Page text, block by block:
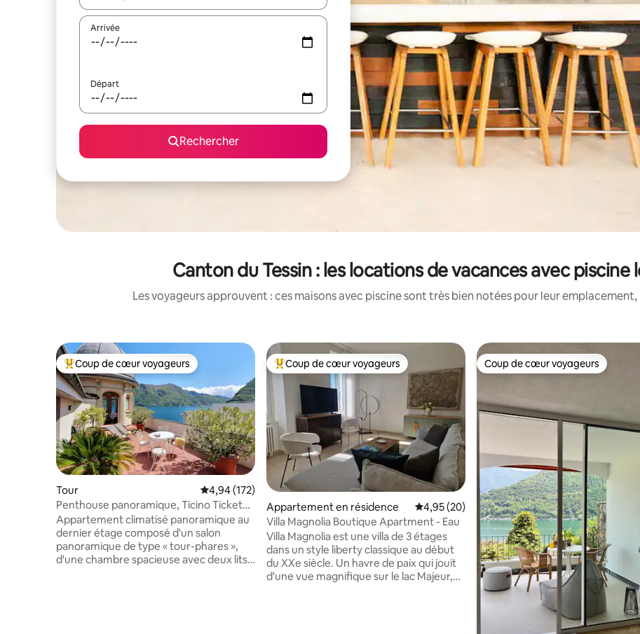
Arrivée
Départ
Rechercher
Canton du Tessin : les locations de vacances avec piscine
Les voyageurs approuvent : ces maisons avec piscine sont très bien notées pour leur
Coups de cœur voyageurs les plus appréciés
Coup de cœur voyageurs
Tour Évaluation moyenne sur la base de 172 commentaires : 4,94 sur 5
4,94 (172)
Penthouse panoramique, Ticino Ticket
gratuit inclus
Appartement climatisé panoramique au
dernier étage composé d'un salon
panoramique de type « tour-phares »,
d'une chambre spacieuse avec deux lits
Coups de cœur voyageurs les plus appréciés
Coup de cœur voyageurs
Appartement en résidence Évaluation moyenne sur la base de 20
4,95 (20)
Villa Magnolia Boutique Apartment - Eau
Villa Magnolia est une villa de 3 étages
dans un style liberty classique au début
du XXe siècle. Un havre de paix qui jouit
d'une vue magnifique sur le lac Majeur,
Coup de cœur voyageurs
Coup de cœur voyageurs